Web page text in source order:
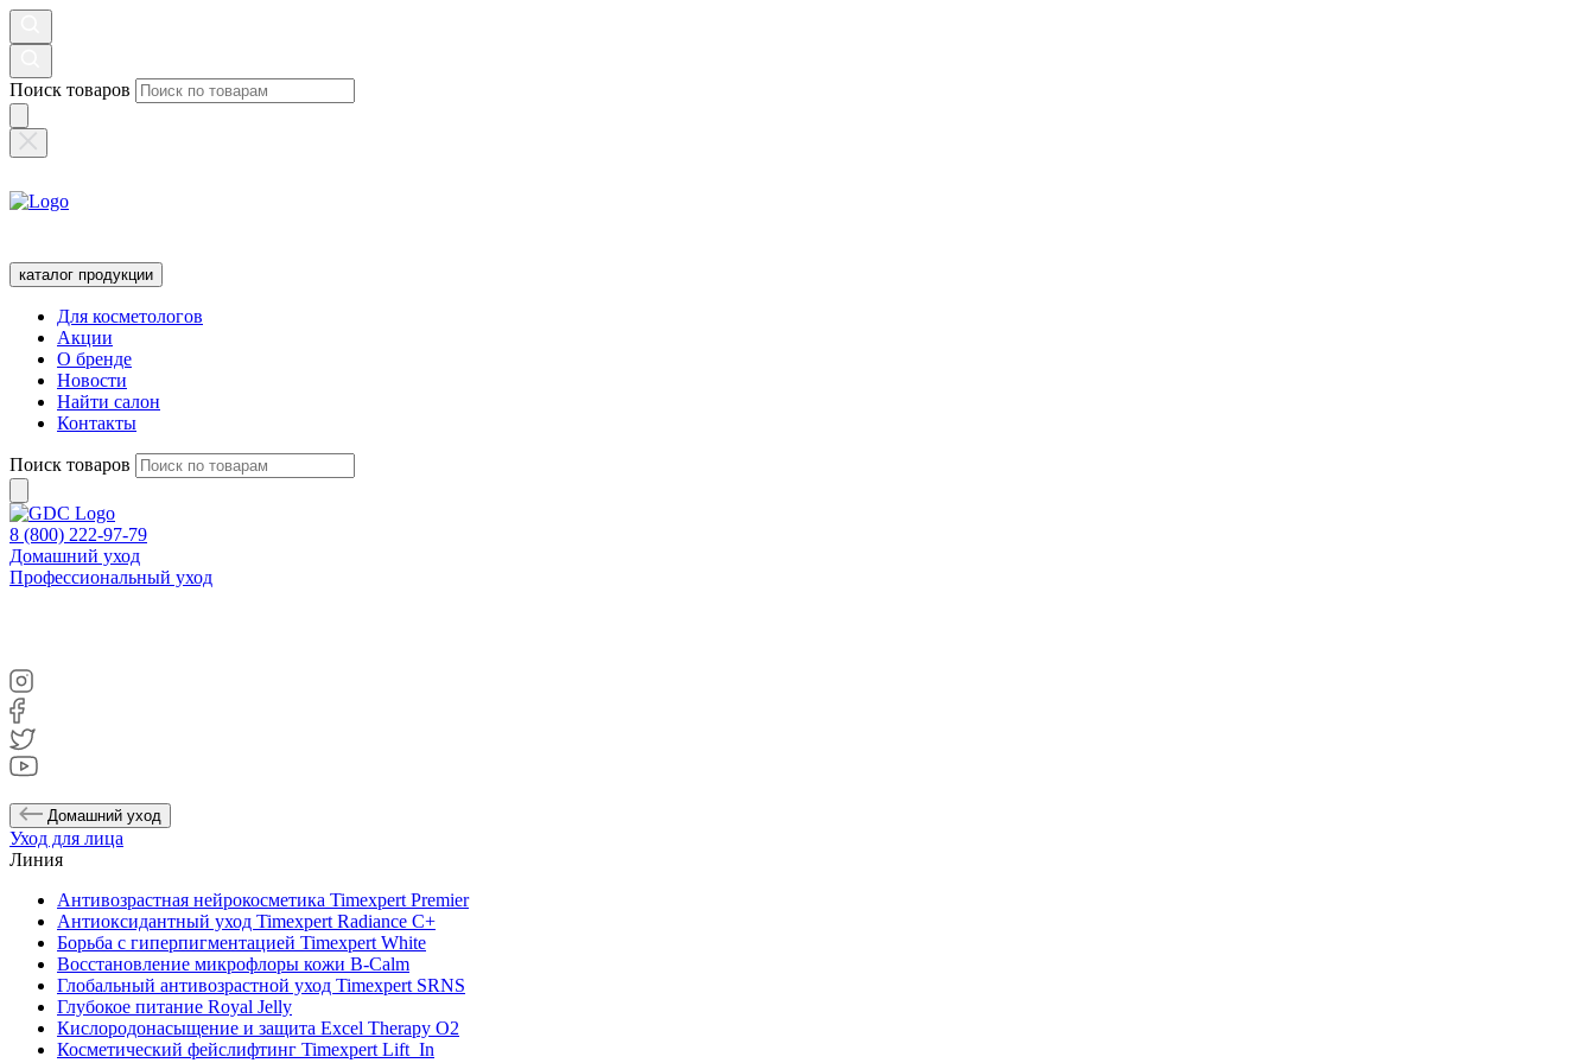
Поиск товаров
каталог продукции
Для косметологов
Акции
О бренде
Новости
Найти салон
Контакты
Поиск товаров
8 (800) 222-97-79
Домашний уход
Профессиональный уход
Домашний уход
Уход для лица
Линия
Антивозрастная нейрокосметика Timexpert Premier
Антиоксидантный уход Timexpert Radiance C+
Борьба с гиперпигментацией Timexpert White
Восстановление микрофлоры кожи B-Calm
Глобальный антивозрастной уход Timexpert SRNS
Глубокое питание Royal Jelly
Кислородонасыщение и защита Excel Therapy O2
Косметический фейслифтинг Timexpert Lift_In